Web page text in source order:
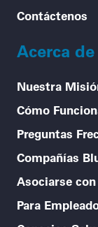
Contáctenos
Acerca
Nuestra
Cómo
Preguntas
Compañías
Asociarse con
Para